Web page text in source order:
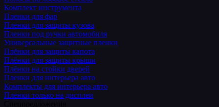
Комплект инструмента
Пленки для фар
Пленки для защиты кузова
Пленки под ручки автомобиля
Универсальные защитные пленки
Плёнки для защиты капота
Плёнки для защиты крыши
Плёнки на стойки дверей
Пленки для интерьера авто
Комплекты для интерьера авто
Пленки только на дисплеи